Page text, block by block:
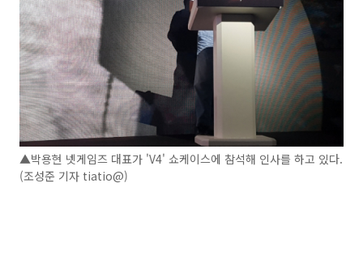
▲박용현 넷게임즈 대표가 'V4' 쇼케이스에 참석해 인사를 하고 있다.
(조성준 기자 tiatio@)